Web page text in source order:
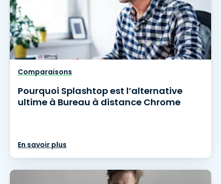
Comparaisons
Pourquoi Splashtop est l’alternative
ultime à Bureau à distance Chrome
En savoir plus